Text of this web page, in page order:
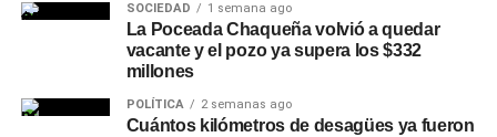
SOCIEDAD 1 semana ago
La Poceada Chaqueña volvió a quedar
vacante y el pozo ya supera los $332
millones
POLÍTICA 2 semanas ago
Cuántos kilómetros de desagües ya fueron